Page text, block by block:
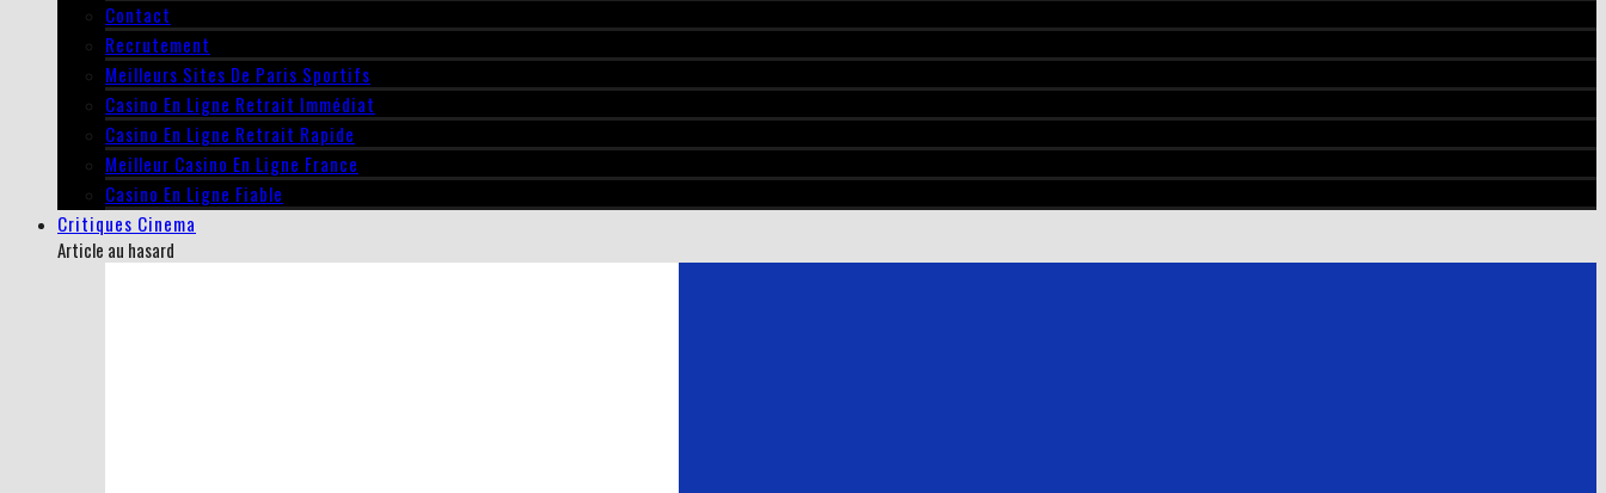
Contact
Recrutement
Meilleurs Sites De Paris Sportifs
Casino En Ligne Retrait Immédiat
Casino En Ligne Retrait Rapide
Meilleur Casino En Ligne France
Casino En Ligne Fiable
Critiques Cinema
Article au hasard